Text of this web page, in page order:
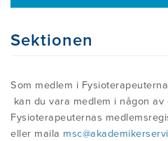
DIAGNOSTIK OCH
EGENBEHANDLING -
GRUNDLÄGGANDE
FÖRDELAR MED MDT
VANLIGA
BLI MEDLEM
EXAMEN I MDT
OM ROBIN
KONTAKTA OSS
Sektionen
Som medlem i
kan du vara medlem i någon av
Fysioterapeuternas
eller maila